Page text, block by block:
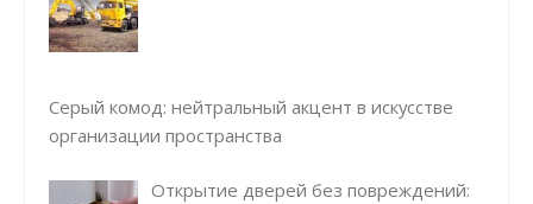
Серый комод: нейтральный акцент в искусстве
организации пространства
Открытие дверей без повреждений: